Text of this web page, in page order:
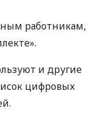
работникам,
и другие
цифровых